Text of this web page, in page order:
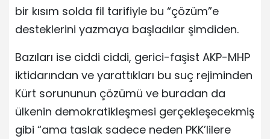
bir kısım solda fil tarifiyle bu “çözüm”e
desteklerini yazmaya başladılar şimdiden.
Bazıları ise ciddi ciddi, gerici-faşist AKP-MHP
iktidarından ve yarattıkları bu suç rejiminden
Kürt sorununun çözümü ve buradan da
ülkenin demokratikleşmesi gerçekleşecekmiş
gibi “ama taslak sadece neden PKK’lilere